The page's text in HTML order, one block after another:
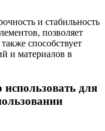
и стабильность
позволяет
способствует
и материалов в
для